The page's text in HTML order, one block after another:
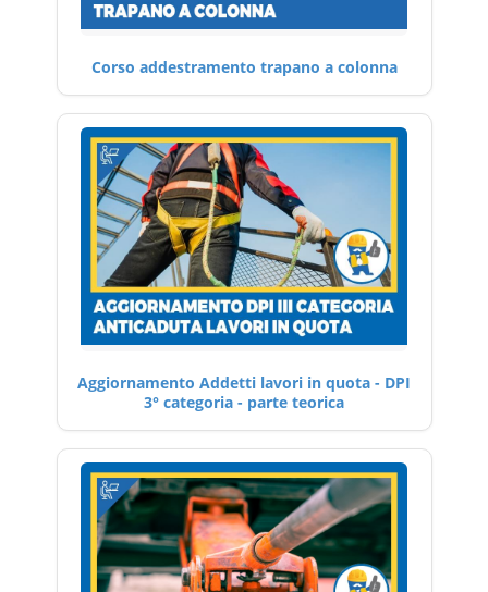
Corso addestramento trapano a colonna
Aggiornamento Addetti lavori in quota - DPI
3° categoria - parte teorica